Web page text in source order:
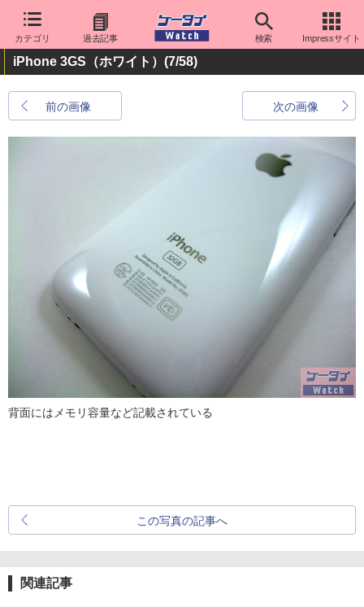
カテゴリ 過去記事 検索 Impressサイト
iPhone 3GS（ホワイト） (7/58)
前の画像 次の画像
背面にはメモリ容量など記載されている
この写真の記事へ
関連記事